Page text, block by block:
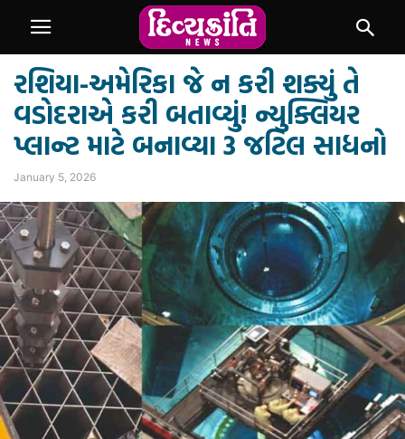
રશિયા-અમેરિકા જે ન કરી શક્યું તે
વડોદરાએ કરી બતાવ્યું! ન્યુક્લિયર
પ્લાન્ટ માટે બનાવ્યા 3 જટિલ સાધનો
January 5, 2026